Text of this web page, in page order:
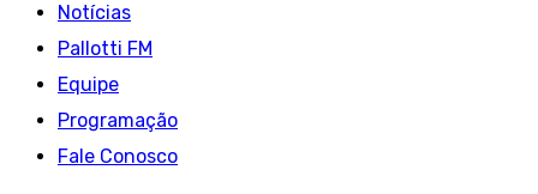
Notícias
Pallotti FM
Equipe
Programação
Fale Conosco